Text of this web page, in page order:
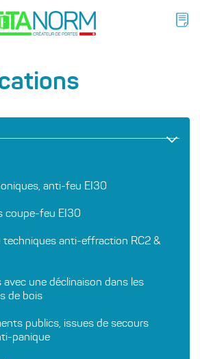
anti-feu EI30
coupe-feu EI30
techniques anti-effraction RC2 &
une déclinaison dans les
de bois
publics, issues de secours
panique